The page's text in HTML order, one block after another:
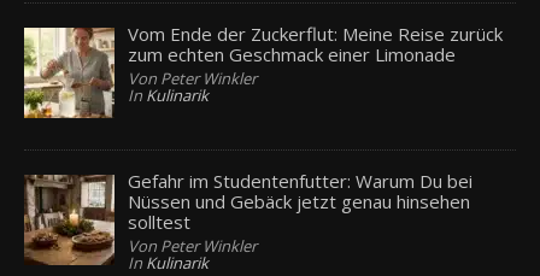
Vom Ende der Zuckerflut: Meine Reise zurück
zum echten Geschmack einer Limonade
Von Peter Winkler
In Kulinarik
Gefahr im Studentenfutter: Warum Du bei
Nüssen und Gebäck jetzt genau hinsehen
solltest
Von Peter Winkler
In Kulinarik